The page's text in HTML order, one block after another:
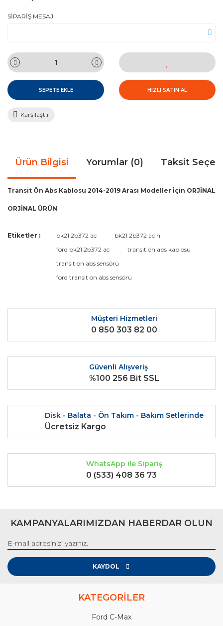
SİPARİŞ MESAJI
SEPETE EKLE HIZLI SATIN AL
Karşılaştır
Ürün Bilgisi Yorumlar (0) Taksit
Transit Ön Abs Kablosu 2014-2019 Arası Modeller İçin ORJİNAL
ORJİNAL ÜRÜN
Bu ürüne ilk yorumu siz yapın!
Yorum Yaz
Bu ürünün fiyat bilgisi, resim, ürün açıklamalarında ve diğer
kullanarak tarafımıza iletebilirsiniz.
Görüş ve önerileriniz için teşekkür ederiz.
Ürün bilgilerinde hatalar bulunuyor.
Ürün fiyatı diğer sitelerden daha pahalı.
Bu ürüne benzer farklı alternatifler olmalı.
Etiketler : bk21 2b372 ac
bk21 2b372 ac n
ford bk21 2b372 ac
transit ön abs kablosu
transit ön abs sensörü
ford transit ön abs sensörü
Müşteri Hizmetleri
0 850 303 82 00
Güvenli Alışveriş
%100 256 Bit SSL
Disk - Balata - Ön Takım - Bakım Setlerinde
Ücretsiz Kargo
WhatsApp ile Sipariş
0 (533) 408 36 73
KAMPANYALARIMIZDAN HABERDAR OLUN
KAYDOL
KATEGORİLER
Ford C-Max